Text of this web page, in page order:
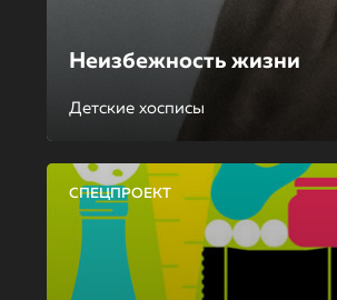
Неизбежность жизни
Детские хосписы
СПЕЦПРОЕКТ